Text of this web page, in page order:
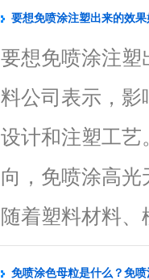
要想免喷涂注塑出来的效
要想免喷涂注塑
料公司表示，影
设计和注塑工艺
向，免喷涂高
随着塑料材料、
免喷涂色母粒是什么？免